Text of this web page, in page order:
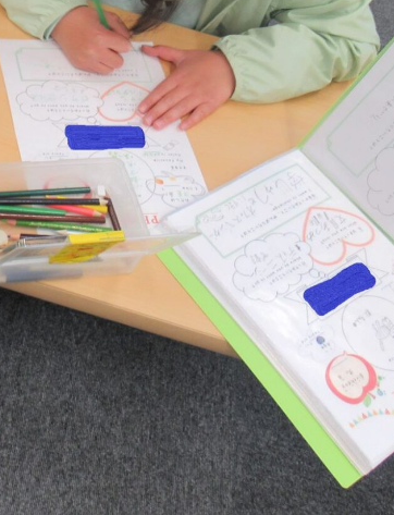
ース案内
会話／プログラミング／3Dデザイン／学童保育
話（未就学児） 英会話（小学生）
学童保育
クリエイティブテック
ラボ
徒・保護者の声
タッフ紹介